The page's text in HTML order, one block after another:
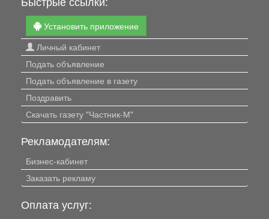
Установить приложение
Личный кабинет
Подать объявление
Подать объявление в газету
Поздравить
Скачать газету "Частник-М"
Рекламодателям:
Бизнес-кабинет
Заказать рекламу
Оплата услуг: